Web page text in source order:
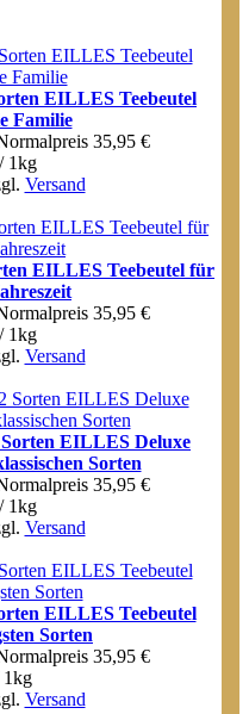
EILLES Teebeutel
Familie
35,95 €
1kg
Versand
EILLES Teebeutel für
35,95 €
1kg
Versand
EILLES Deluxe
Sorten
35,95 €
1kg
Versand
EILLES Teebeutel
Sorten
35,95 €
1kg
Versand